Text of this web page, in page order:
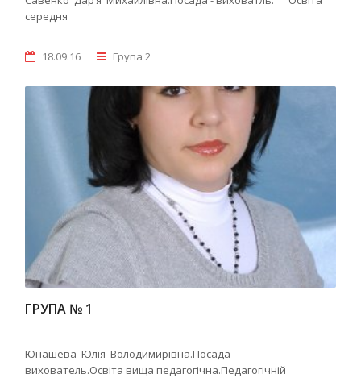
середня
18.09.16 Група 2
ГРУПА № 1
Юнашева Юлія Володимирівна.Посада -
вихователь.Освіта вища педагогічна.Педагогічній